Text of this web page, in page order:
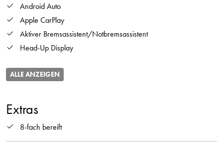
Android Auto
Apple CarPlay
Aktiver Bremsassistent/Notbremsassistent
Head-Up Display
ALLE ANZEIGEN
Extras
8-fach bereift